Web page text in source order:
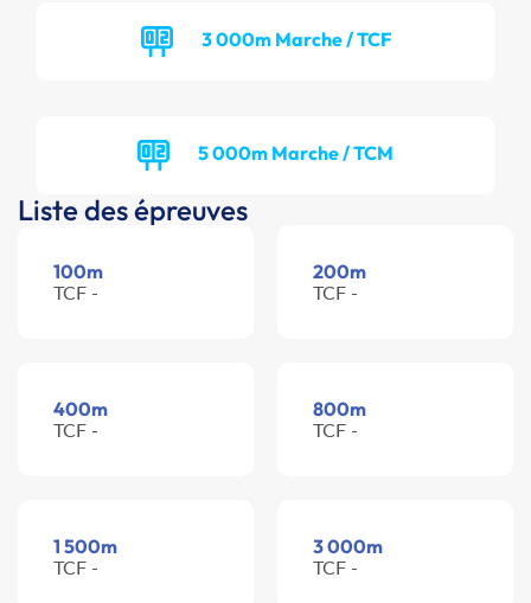
3 000m Marche / TCF
5 000m Marche / TCM
Liste des épreuves
100m
TCF -
200m
TCF -
400m
TCF -
800m
TCF -
1 500m
TCF -
3 000m
TCF -